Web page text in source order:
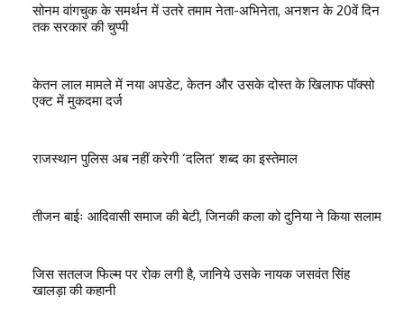
सोनम वांगचुक के समर्थन में उतरे तमाम नेता-अभिनेता, अनशन के 20वें दिन
तक सरकार की चुप्पी
केतन लाल मामले में नया अपडेट, केतन और उसके दोस्त के खिलाफ पॉक्सो
एक्ट में मुकदमा दर्ज
राजस्थान पुलिस अब नहीं करेगी ‘दलित’ शब्द का इस्तेमाल
तीजन बाईः आदिवासी समाज की बेटी, जिनकी कला को दुनिया ने किया सलाम
जिस सतलज फिल्म पर रोक लगी है, जानिये उसके नायक जसवंत सिंह
खालड़ा की कहानी